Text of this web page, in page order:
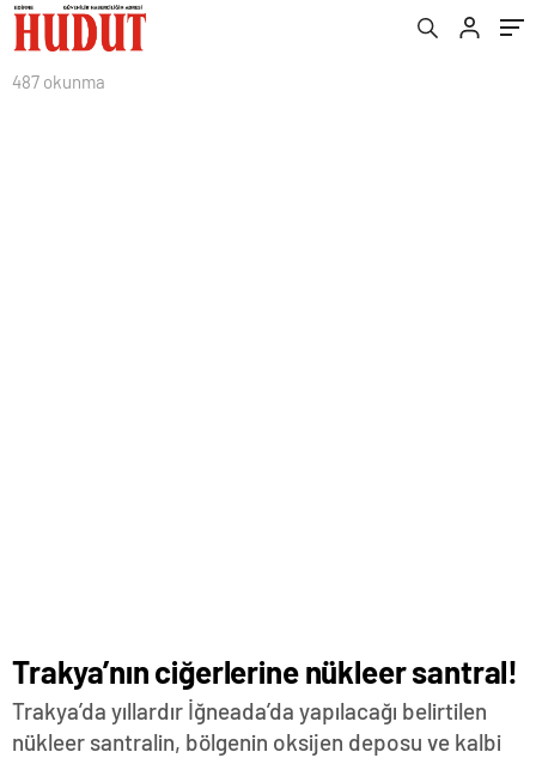
487 okunma
Trakya’nın ciğerlerine nükleer santral!
Trakya’da yıllardır İğneada’da yapılacağı belirtilen
nükleer santralin, bölgenin oksijen deposu ve kalbi